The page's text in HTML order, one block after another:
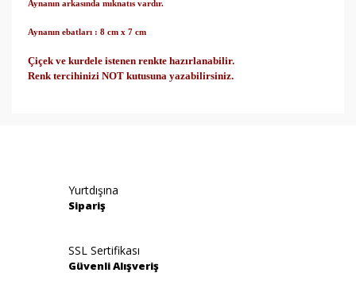
Aynanın arkasında mıknatıs vardır.
Aynanın ebatları : 8 cm x 7 cm
Çiçek ve kurdele istenen renkte hazırlanabilir.
Renk tercihinizi NOT kutusuna yazabilirsiniz.
Ürün resmi kalitesiz, bozuk veya görüntülenemiyor.
Ürün bilgilerinde hatalar bulunuyor.
Ürün fiyatı diğer sitelerden daha pahalı.
Yurtdışına
Sipariş
SSL Sertifikası
Güvenli Alışveriş